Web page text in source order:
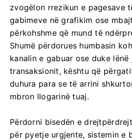
zvogëlon rrezikun e pagesave
gabimeve në grafikim ose
përkohshme që mund të
Shumë përdorues humbasin
kanalin e gabuar ose duke
transaksionit, kështu që
duhura para se të arrini
mbron llogarinë tuaj.
Përdorni bisedën e
për pyetje urgjente, sistemin e